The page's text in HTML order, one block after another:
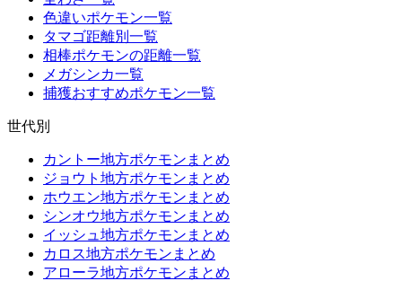
色違いポケモン一覧
タマゴ距離別一覧
相棒ポケモンの距離一覧
メガシンカ一覧
捕獲おすすめポケモン一覧
世代別
カントー地方ポケモンまとめ
ジョウト地方ポケモンまとめ
ホウエン地方ポケモンまとめ
シンオウ地方ポケモンまとめ
イッシュ地方ポケモンまとめ
カロス地方ポケモンまとめ
アローラ地方ポケモンまとめ